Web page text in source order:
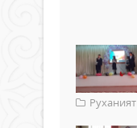
Руханият